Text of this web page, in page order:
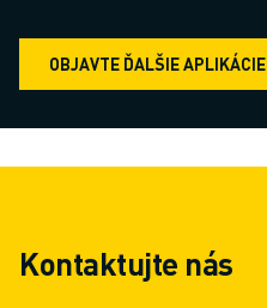
OBJAVTE ĎALŠIE APLIKÁCIE
Kontaktujte nás